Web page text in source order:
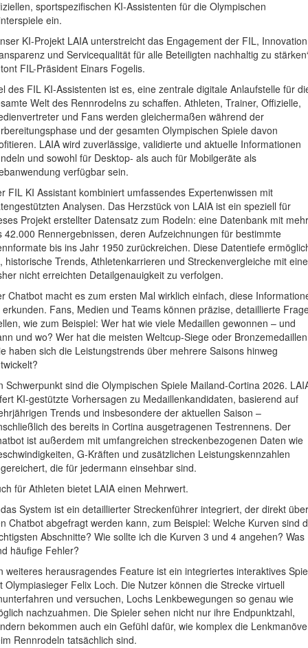
sportspezifischen KI-Assistenten für die Olympischen
ein.
KI-Projekt LAIA unterstreicht das Engagement der FIL,
und Servicequalität für alle Beteiligten nachhaltig zu
FIL-Präsident Einars Fogelis.
des FIL KI-Assistenten ist es, eine zentrale digitale Anlaufstelle für
Welt des Rennrodelns zu schaffen. Athleten, Trainer, Offizielle,
und Fans werden gleichermaßen während der
und der gesamten Olympischen Spiele davon
LAIA wird zuverlässige, validierte und aktuelle Informationen
und sowohl für Desktop- als auch für Mobilgeräte als
verfügbar sein.
FIL KI Assistant kombiniert umfassendes Expertenwissen mit
Analysen. Das Herzstück von LAIA ist ein speziell für
Projekt erstellter Datensatz zum Rodeln: eine Datenbank mit mehr
42.000 Rennergebnissen, deren Aufzeichnungen für bestimmte
bis ins Jahr 1950 zurückreichen. Diese Datentiefe
historische Trends, Athletenkarrieren und Streckenvergleiche mit
nicht erreichten Detailgenauigkeit zu verfolgen.
Chatbot macht es zum ersten Mal wirklich einfach, diese
erkunden. Fans, Medien und Teams können präzise, detaillierte
wie zum Beispiel: Wer hat wie viele Medaillen gewonnen – und
und wo? Wer hat die meisten Weltcup-Siege oder
haben sich die Leistungstrends über mehrere Saisons hinweg
Schwerpunkt sind die Olympischen Spiele Mailand-Cortina 2026.
KI-gestützte Vorhersagen zu Medaillenkandidaten, basierend auf
Trends und insbesondere der aktuellen Saison –
des bereits in Cortina ausgetragenen Testrennens. Der
ist außerdem mit umfangreichen streckenbezogenen Daten wie
G-Kräften und zusätzlichen Leistungskennzahlen
die für jedermann einsehbar sind.
für Athleten bietet LAIA einen Mehrwert.
System ist ein detaillierter Streckenführer integriert, der direkt über
Chatbot abgefragt werden kann, zum Beispiel: Welche Kurven sind
Abschnitte? Wie sollte ich die Kurven 3 und 4 angehen? Was
häufige Fehler?
weiteres herausragendes Feature ist ein integriertes interaktives
Olympiasieger Felix Loch. Die Nutzer können die Strecke virtuell
und versuchen, Lochs Lenkbewegungen so genau wie
nachzuahmen. Die Spieler sehen nicht nur ihre Endpunktzahl,
bekommen auch ein Gefühl dafür, wie komplex die
Rennrodeln tatsächlich sind.